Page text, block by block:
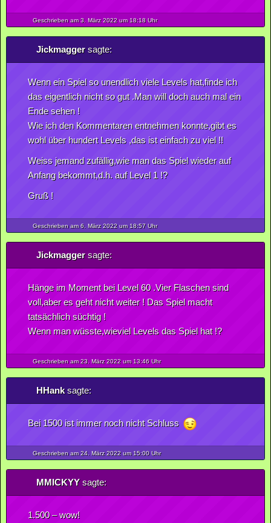
Geschrieben am 3. März2022um 18:18 Uhr
Jickmaggersagte:
Wenn ein Spiel so unendlich viele Levels hat,finde ich
das eigentlich nicht so gut .Man will doch auch mal ein
Ende sehen !
Wie ich den Kommentaren entnehmen konnte,gibt es
wohl über hundert Levels ,das ist einfach zu viel !!
Weiss jemand zufällig,wie man das Spiel wieder auf
Anfang bekommt,d.h. auf Level 1 !?
Gruß !
Geschrieben am 6. März2022um 18:57 Uhr
Jickmaggersagte:
Hänge im Moment bei Level 60 .Vier Flaschen sind
voll,aber es geht nicht weiter ! Das Spiel macht
tatsächlich süchtig !
Wenn man wüsste,wieviel Levels das Spiel hat !?
Geschrieben am 23. März2022um 13:46 Uhr
HHanksagte:
Bei 1500 ist immer noch nicht Schluss
Geschrieben am 24. März2022um 15:00 Uhr
MMICKYYsagte:
1.500 – wow!